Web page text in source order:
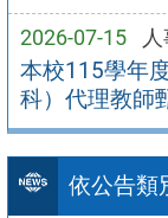
2026-07-15
本校115學年
科）代理教師
依公告類